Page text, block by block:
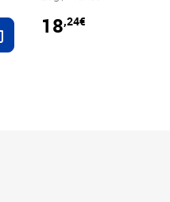
Ajouter au panier
18,24€